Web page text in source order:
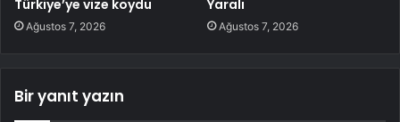
Türkiye’ye vize koydu
Ağustos 7, 2026
Yaralı
Ağustos 7, 2026
Bir yanıt yazın